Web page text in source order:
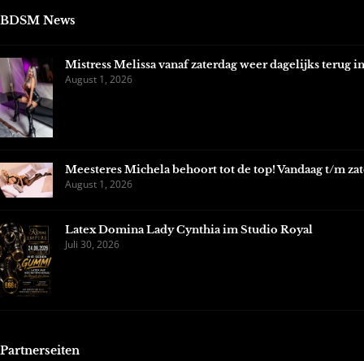
BDSM News
Mistress Melissa vanaf zaterdag weer dagelijks terug
August 1, 2026
Meesteres Michela behoort tot de top! Vandaag t/m
August 1, 2026
Latex Domina Lady Cynthia im Studio Royal
Juli 30, 2026
Partnerseiten